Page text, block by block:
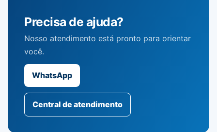
Precisa de ajuda?
Nosso atendimento está pronto para orientar
você.
WhatsApp
Central de atendimento